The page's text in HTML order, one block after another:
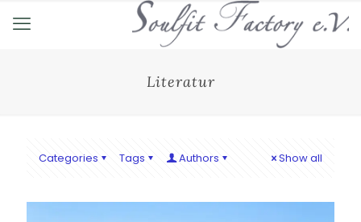
Literatur
Categories Tags Authors Show all